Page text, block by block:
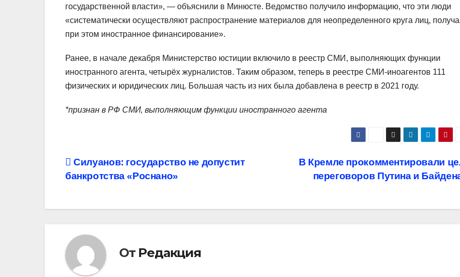
государственной власти», — объяснили в Минюсте. Ведомство получило информацию, что эти люди
«систематически осуществляют распространение материалов для неопределенного круга лиц,
при этом иностранное финансирование».
Ранее, в начале декабря Министерство юстиции включило в реестр СМИ, выполняющих функции
иностранного агента, четырёх журналистов. Таким образом, теперь в реестре СМИ-иноагентов 111
физических и юридических лиц. Большая часть из них была добавлена в реестр в 2021 году.
*признан в РФ СМИ, выполняющим функции иностранного агента
Навигация
записям
В Кремле прокомментировали
переговоров Путина и
Силуанов: государство не допустит
банкротства «Роснано»
От Редакция